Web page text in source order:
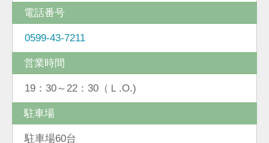
電話番号
0599-43-7211
営業時間
19：30～22：30（Ｌ.O.)
駐車場
駐車場60台